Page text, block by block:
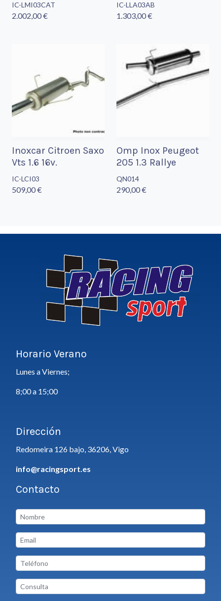
IC-LMI03CAT
2.002,00 €
IC-LLA03AB
1.303,00 €
Inoxcar Citroen Saxo
Vts 1.6 16v.
IC-LCI03
509,00 €
Omp Inox Peugeot
205 1.3 Rallye
QN014
290,00 €
Horario Verano
Lunes a Viernes;
8;00 a 15;00
Dirección
Redomeira 126 bajo, 36206, Vigo
info@racingsport.es
Contacto